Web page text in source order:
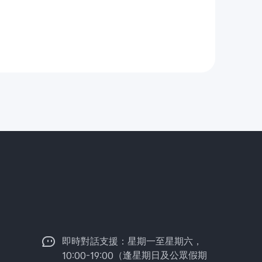
即時對話支援：星期一至星期六，
10:00-19:00（逢星期日及公眾假期